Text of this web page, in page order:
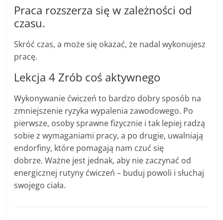
Praca rozszerza się w zależności od
czasu.
Skróć czas, a może się okazać, że nadal wykonujesz
pracę.
Lekcja 4 Zrób coś aktywnego
Wykonywanie ćwiczeń to bardzo dobry sposób na
zmniejszenie ryzyka wypalenia zawodowego. Po
pierwsze, osoby sprawne fizycznie i tak lepiej radzą
sobie z wymaganiami pracy, a po drugie, uwalniają
endorfiny, które pomagają nam czuć się
dobrze. Ważne jest jednak, aby nie zaczynać od
energicznej rutyny ćwiczeń – buduj powoli i słuchaj
swojego ciała.